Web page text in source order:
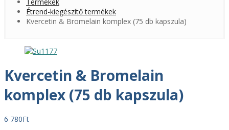
Termékek
Étrend-kiegészítő termékek
Kvercetin & Bromelain komplex (75 db kapszula)
Kvercetin & Bromelain
komplex (75 db kapszula)
6 780Ft